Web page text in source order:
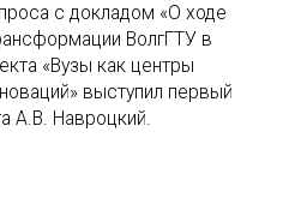
с докладом «О ходе
ВолгГТУ в
«Вузы как центры
выступил первый
А.В. Навроцкий.